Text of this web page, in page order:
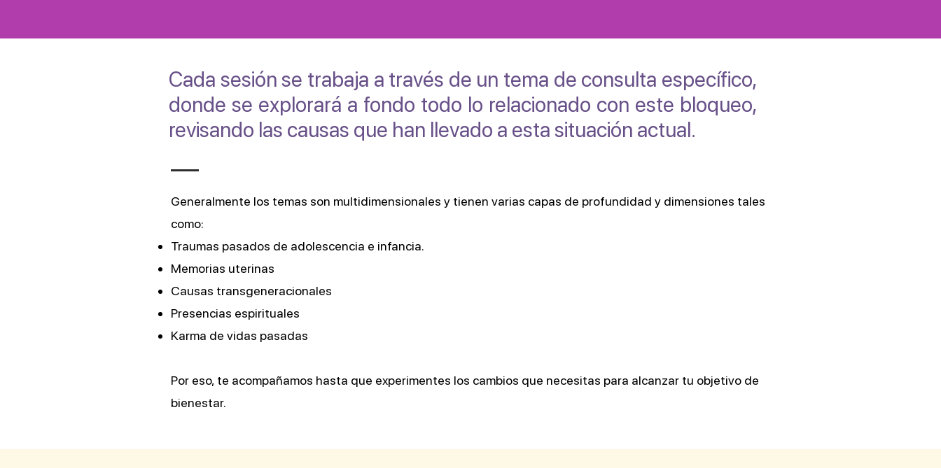
Cada sesión se trabaja a través de un tema de consulta específico,
donde se explorará a fondo todo lo relacionado con este bloqueo,
revisando las causas que han llevado a esta situación actual.
Generalmente los temas son multidimensionales y tienen varias capas de profundidad y dimensiones tales
como:
Traumas pasados de adolescencia e infancia.
Memorias uterinas
Causas transgeneracionales
Presencias espirituales
Karma de vidas pasadas
Por eso, te acompañamos hasta que experimentes los cambios que necesitas para alcanzar tu objetivo de
bienestar.